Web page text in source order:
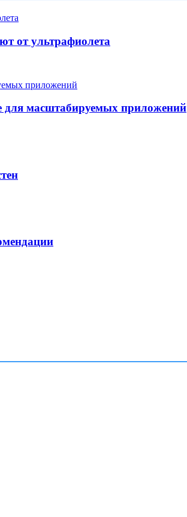
от ультрафиолета
для масштабируемых приложений